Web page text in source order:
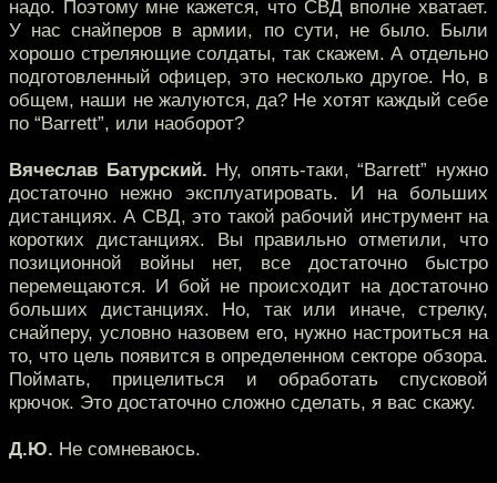
надо. Поэтому мне кажется, что СВД вполне хватает.
У нас снайперов в армии, по сути, не было. Были
хорошо стреляющие солдаты, так скажем. А отдельно
подготовленный офицер, это несколько другое. Но, в
общем, наши не жалуются, да? Не хотят каждый себе
по “Barrett”, или наоборот?
Вячеслав Батурский. Ну, опять-таки, “Barrett” нужно
достаточно нежно эксплуатировать. И на больших
дистанциях. А СВД, это такой рабочий инструмент на
коротких дистанциях. Вы правильно отметили, что
позиционной войны нет, все достаточно быстро
перемещаются. И бой не происходит на достаточно
больших дистанциях. Но, так или иначе, стрелку,
снайперу, условно назовем его, нужно настроиться на
то, что цель появится в определенном секторе обзора.
Поймать, прицелиться и обработать спусковой
крючок. Это достаточно сложно сделать, я вас скажу.
Д.Ю. Не сомневаюсь.